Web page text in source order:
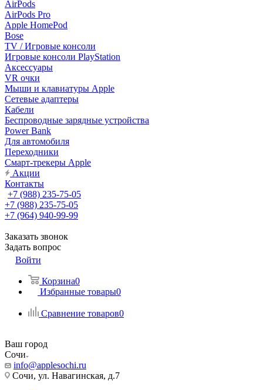
AirPods
AirPods Pro
Apple HomePod
Bose
TV / Игровые консоли
Игровые консоли PlayStation
Аксессуары
VR очки
Мыши и клавиатуры Apple
Сетевые адаптеры
Кабели
Беспроводные зарядные устройства
Power Bank
Для автомобиля
Переходники
Смарт-трекеры Apple
Акции
Контакты
+7 (988) 235-75-05
+7 (988) 235-75-05
+7 (964) 940-99-99
Заказать звонок
Задать вопрос
Войти
Корзина0
Избранные товары0
Сравнение товаров0
Ваш город
Сочи
info@applesochi.ru
Сочи, ул. Навагинская, д.7